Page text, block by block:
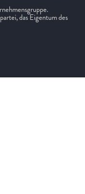
das Eigentum des